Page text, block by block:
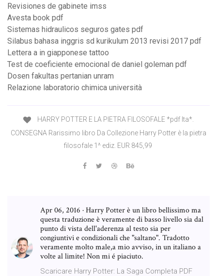
Revisiones de gabinete imss
Avesta book pdf
Sistemas hidraulicos seguros gates pdf
Silabus bahasa inggris sd kurikulum 2013 revisi 2017 pdf
Lettera a in giapponese tattoo
Test de coeficiente emocional de daniel goleman pdf
Dosen fakultas pertanian unram
Relazione laboratorio chimica università
HARRY POTTER E LA PIETRA FILOSOFALE *pdf Ita*.
CONSEGNA Rarissimo libro Da Collezione Harry Potter è la pietra
filosofale 1^ ediz. EUR 845,99
Apr 06, 2016 · Harry Potter è un libro bellissimo ma
questa traduzione è veramente di basso livello sia dal
punto di vista dell'aderenza al testo sia per
congiuntivi e condizionali che "saltano". Tradotto
veramente molto male,a mio avviso, in un italiano a
volte al limite! Non mi é piaciuto.
Scaricare Harry Potter: La Saga Completa PDF